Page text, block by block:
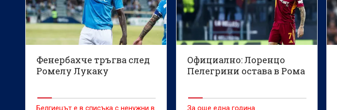
Фенербахче тръгва след
Ромелу Лукаку
Белгиецът е в списъка с ненужни в
Официално: Лоренцо
Пелегрини остава в Рома
За още една година